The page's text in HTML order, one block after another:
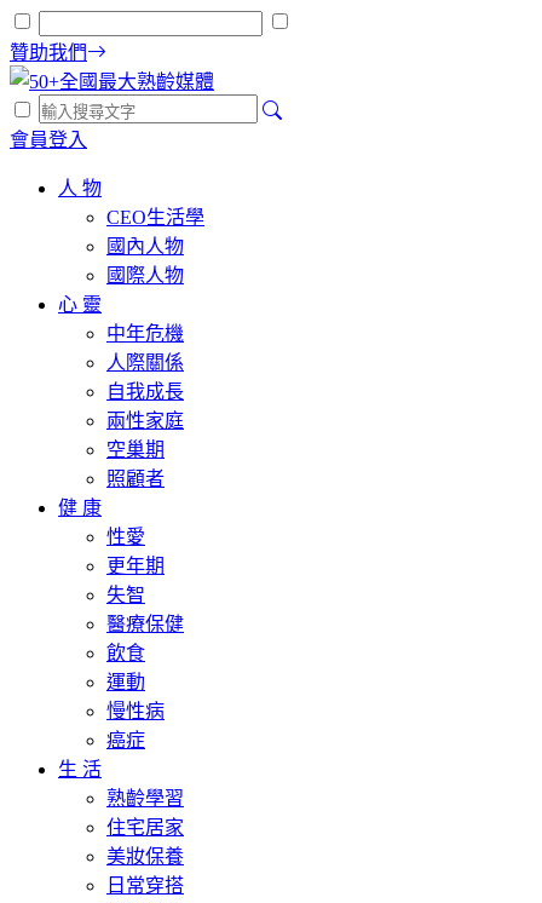
贊助我們
會員登入
人 物
CEO生活學
國內人物
國際人物
心 靈
中年危機
人際關係
自我成長
兩性家庭
空巢期
照顧者
健 康
性愛
更年期
失智
醫療保健
飲食
運動
慢性病
癌症
生 活
熟齡學習
住宅居家
美妝保養
日常穿搭